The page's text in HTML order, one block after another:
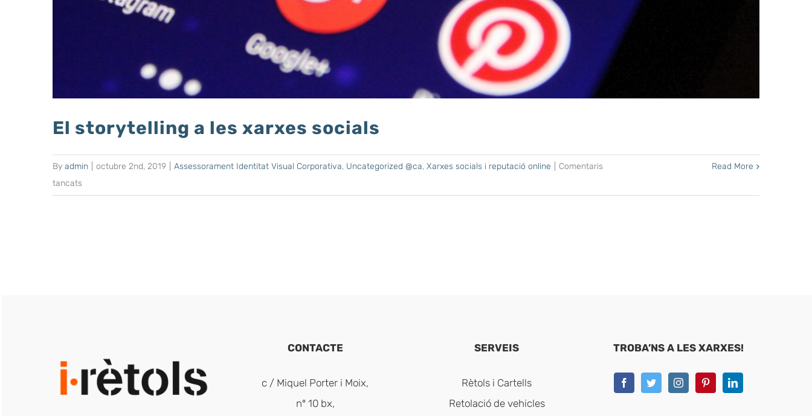
El storytelling a les xarxes socials
By admin octubre 2nd, 2019 Assessorament Identitat Visual Corporativa, Uncategorized @ca, Xarxes socials i reputació online
Comentaris
tancats
Read More
CONTACTE
c / Miquel Porter i Moix,
nº 10 bx,
SERVEIS
Rètols i Cartells
Retolació de vehicles
TROBA’NS A LES XARXES!